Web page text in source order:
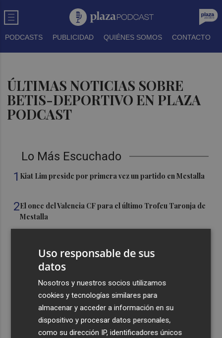
PODCASTS PUBLICIDAD QUIÉNES SOMOS CONTACTO
ÚLTIMAS NOTICIAS SOBRE
BETIS-DEPORTIVO EN PLAZA
PODCAST
Lo Más Escuchado
1 Kiat Lim preside por primera vez un partido en Mestalla
2El once del Valencia CF para el último Trofeu Taronja de
Mestalla
el día del eclipse
queremos ver en la Liga”
Ocho helicópteros, un avión y más de 100 brigadas se
movilizan en Moratalla por un incendio forestal
Uso responsable de sus
datos
Nosotros y nuestros socios utilizamos
cookies y tecnologías similares para
almacenar y acceder a información en su
dispositivo y procesar datos personales,
como su dirección IP, identificadores únicos